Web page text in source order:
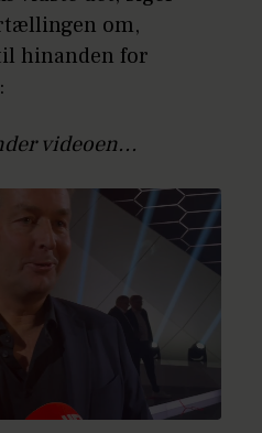
om,
hinanden for
videoen...